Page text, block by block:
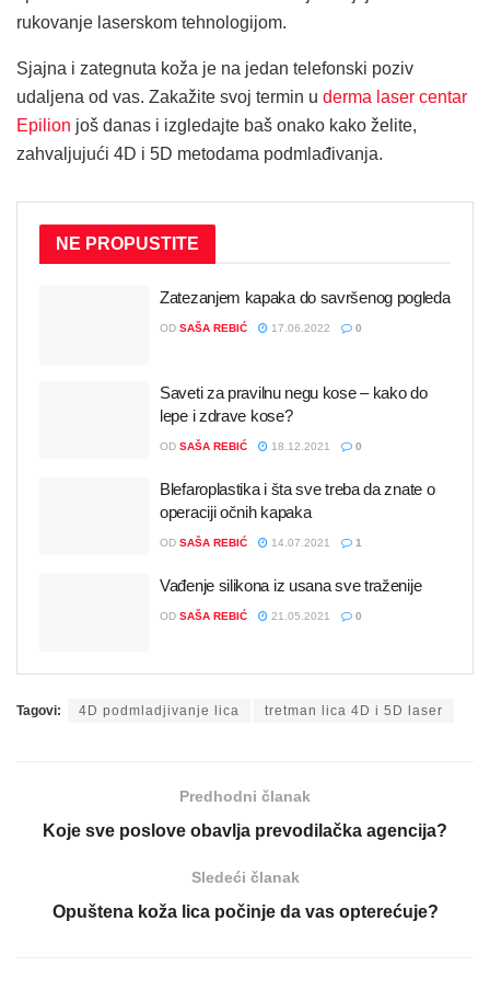
rukovanje laserskom tehnologijom.
Sjajna i zategnuta koža je na jedan telefonski poziv
udaljena od vas. Zakažite svoj termin u derma laser centar
Epilion još danas i izgledajte baš onako kako želite,
zahvaljujući 4D i 5D metodama podmlađivanja.
NE PROPUSTITE
Zatezanjem kapaka do savršenog pogleda
OD SAŠA REBIĆ 17.06.2022 0
Saveti za pravilnu negu kose – kako do
lepe i zdrave kose?
OD SAŠA REBIĆ 18.12.2021 0
Blefaroplastika i šta sve treba da znate o
operaciji očnih kapaka
OD SAŠA REBIĆ 14.07.2021 1
Vađenje silikona iz usana sve traženije
OD SAŠA REBIĆ 21.05.2021 0
Tagovi: 4D podmladjivanje lica tretman lica 4D i 5D laser
Predhodni članak
Koje sve poslove obavlja prevodilačka agencija?
Sledeći članak
Opuštena koža lica počinje da vas opterećuje?